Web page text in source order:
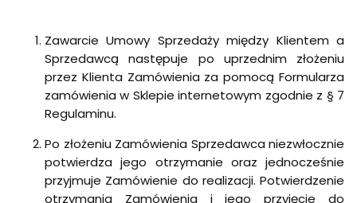
Zawarcie Umowy Sprzedaży między Klientem a
Sprzedawcą następuje po uprzednim złożeniu
przez Klienta Zamówienia za pomocą Formularza
zamówienia w Sklepie internetowym zgodnie z § 7
Regulaminu.
Po złożeniu Zamówienia Sprzedawca niezwłocznie
potwierdza jego otrzymanie oraz jednocześnie
przyjmuje Zamówienie do realizacji. Potwierdzenie
otrzymania Zamówienia i jego przyjęcie do